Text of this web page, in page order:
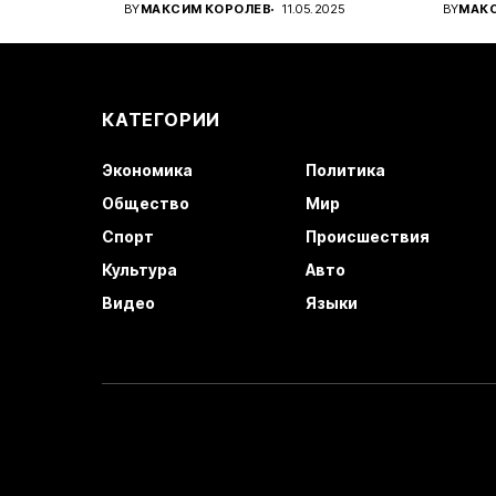
BYМАКСИМ КОРОЛЕВ 11.05.2025 BY
КАТЕГОРИИ
Экономика
Политика
Общество
Мир
Спорт
Происшествия
Культура
Авто
Видео
Языки